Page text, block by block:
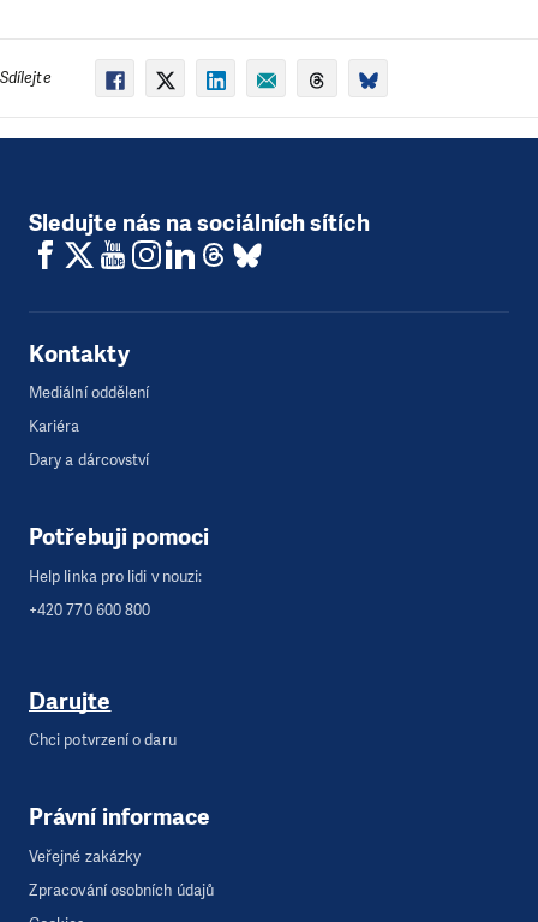
Sdílejte
Sledujte nás na sociálních sítích
Kontakty
Mediální oddělení
Kariéra
Dary a dárcovství
Potřebuji pomoci
Help linka pro lidi v nouzi:
+420 770 600 800
Darujte
Chci potvrzení o daru
Právní informace
Veřejné zakázky
Zpracování osobních údajů